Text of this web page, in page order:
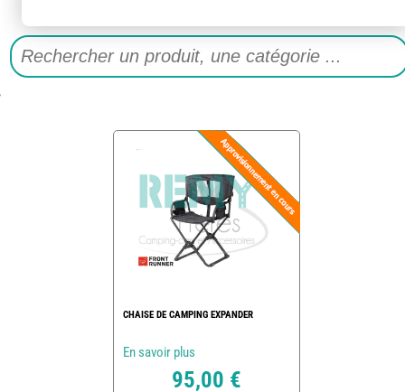
CHAISE DE CAMPING EXPANDER
En savoir plus
95,00 €